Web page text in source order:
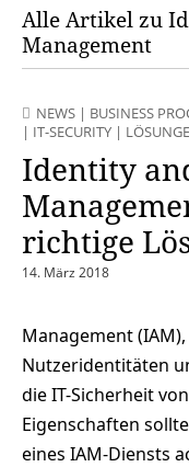
Alle Artikel zu
Management
NEWS | BUSINESS
| IT-SECURITY |
Identity
richtige
14. März 2018
Management
Nutzeridentitäten
die IT-Sicherheit
Eigenschaften
eines IAM-Diensts